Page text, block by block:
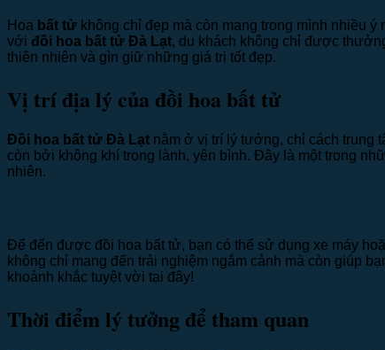
Hoa bất tử không chỉ đẹp mà còn mang trong mình nhiều
với đồi hoa bất tử Đà Lạt, du khách không chỉ được
thiên nhiên và gìn giữ những giá trị tốt đẹp.
Vị trí địa lý của đồi hoa bất tử
Đồi hoa bất tử Đà Lạt nằm ở vị trí lý tưởng, chỉ cách trung
còn bởi không khí trong lành, yên bình. Đây là một trong
nhiên.
Để đến được đồi hoa bất tử, bạn có thể sử dụng xe máy
không chỉ mang đến trải nghiệm ngắm cảnh mà còn giúp
khoảnh khắc tuyệt vời tại đây!
Thời điểm lý tưởng để tham quan